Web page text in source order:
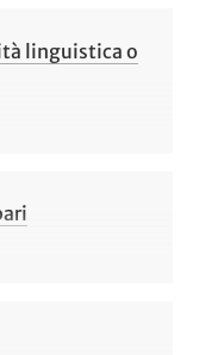
linguistica o